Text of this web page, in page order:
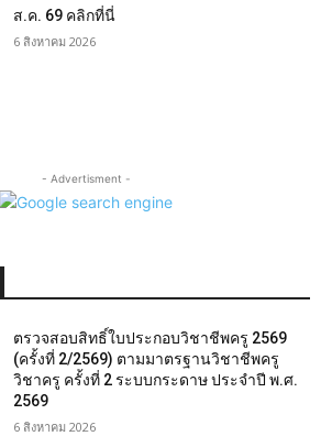
ส.ค. 69 คลิกที่นี่
6 สิงหาคม 2026
- Advertisment -
ตรวจสอบสิทธิ์ใบประกอบวิชาชีพครู 2569
(ครั้งที่ 2/2569) ตามมาตรฐานวิชาชีพครู
วิชาครู ครั้งที่ 2 ระบบกระดาษ ประจำปี พ.ศ.
2569
6 สิงหาคม 2026